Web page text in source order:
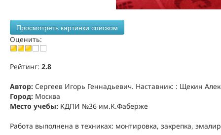
Просмотреть картинки списком
Оценить:
Рейтинг: 2.8
Автор: Сергеев Игорь Геннадьевич. Наставник: : Щекин
Город: Москва
Место учебы: КДПИ №36 им.К.Фаберже
Работа выполнена в техниках: монтировка, закрепка,